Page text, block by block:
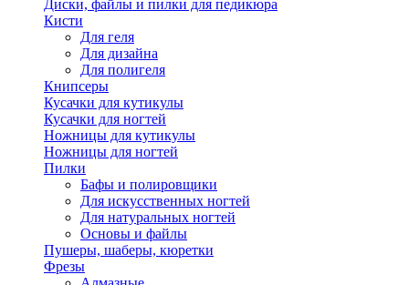
Диски, файлы и пилки для педикюра
Кисти
Для геля
Для дизайна
Для полигеля
Книпсеры
Кусачки для кутикулы
Кусачки для ногтей
Ножницы для кутикулы
Ножницы для ногтей
Пилки
Бафы и полировщики
Для искусственных ногтей
Для натуральных ногтей
Основы и файлы
Пушеры, шаберы, кюретки
Фрезы